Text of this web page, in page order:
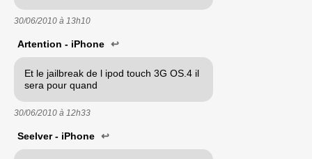
30/06/2010 à 13h10
Artention - iPhone ↩
Et le jailbreak de l ipod touch 3G OS.4 il
sera pour quand
30/06/2010 à 12h33
Seelver - iPhone ↩